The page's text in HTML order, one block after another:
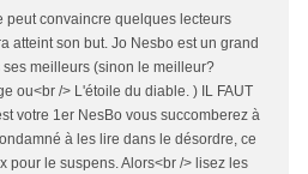
peut convaincre quelques lecteurs
atteint son but. Jo Nesbo est un grand
ses meilleurs (sinon le meilleur?
ou<br /> L'étoile du diable. ) IL FAUT
votre 1er NesBo vous succomberez à
à les lire dans le désordre, ce
pour le suspens. Alors<br /> lisez les